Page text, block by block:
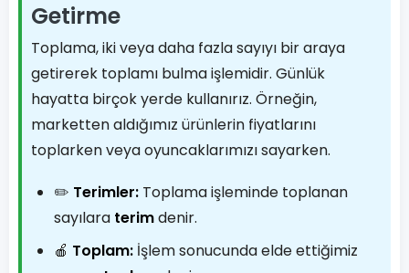
Getirme
Toplama, iki veya daha fazla sayıyı bir araya
getirerek toplamı bulma işlemidir. Günlük
hayatta birçok yerde kullanırız. Örneğin,
marketten aldığımız ürünlerin fiyatlarını
toplarken veya oyuncaklarımızı sayarken.
✏️ Terimler: Toplama işleminde toplanan
sayılara terimdenir.
🍎 Toplam: İşlem sonucunda elde ettiğimiz